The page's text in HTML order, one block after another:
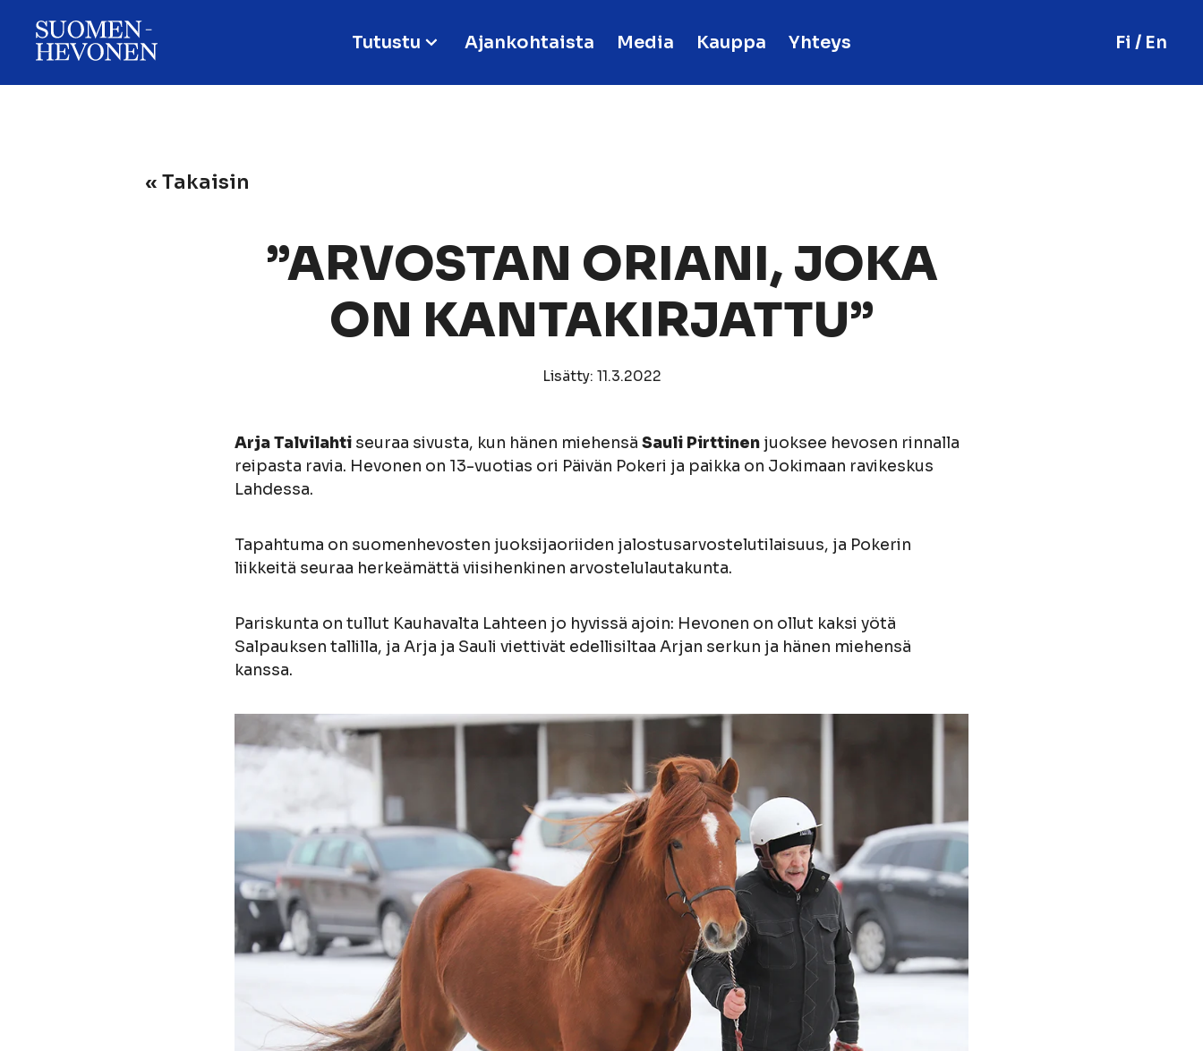
Tutustu Ajankohtaista Media Kauppa Yhteys Fi / En
« Takaisin
”ARVOSTAN ORIANI, JOKA
ON KANTAKIRJATTU”
Lisätty: 11.3.2022
Arja Talvilahti seuraa sivusta, kun hänen miehensä Sauli Pirttinen juoksee hevosen rinnalla
reipasta ravia. Hevonen on 13-vuotias ori Päivän Pokeri ja paikka on Jokimaan ravikeskus
Lahdessa.
Tapahtuma on suomenhevosten juoksijaoriiden jalostusarvostelutilaisuus, ja Pokerin
liikkeitä seuraa herkeämättä viisihenkinen arvostelulautakunta.
Pariskunta on tullut Kauhavalta Lahteen jo hyvissä ajoin: Hevonen on ollut kaksi yötä
Salpauksen tallilla, ja Arja ja Sauli viettivät edellisiltaa Arjan serkun ja hänen miehensä
kanssa.